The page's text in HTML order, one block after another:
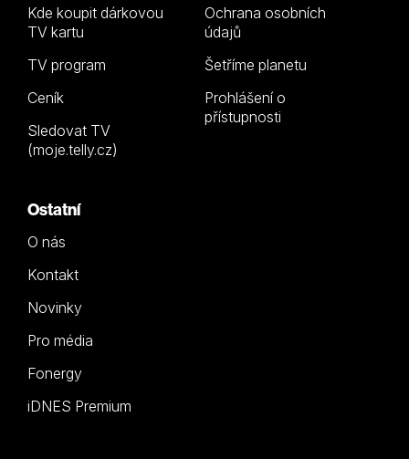
Kde koupit dárkovou
TV kartu
TV program
Ceník
Sledovat TV
(moje.telly.cz)
Ochrana osobních
údajů
Šetříme planetu
Prohlášení o
přístupnosti
Ostatní
O nás
Kontakt
Novinky
Pro média
Fonergy
iDNES Premium